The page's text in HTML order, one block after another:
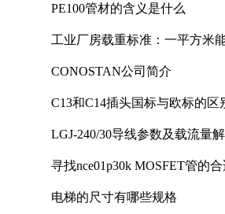
PE100管材的含义是什么
工业厂房载重标准：一平方米
CONOSTAN公司简介
C13和C14插头国标与欧标的区
LGJ-240/30导线参数及载流量
寻找nce01p30k MOSFET管的
电梯的尺寸有哪些规格